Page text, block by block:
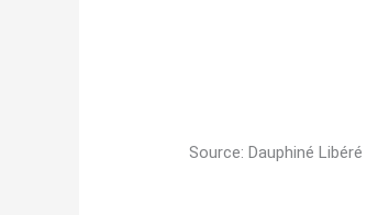
Source: Dauphiné Libéré